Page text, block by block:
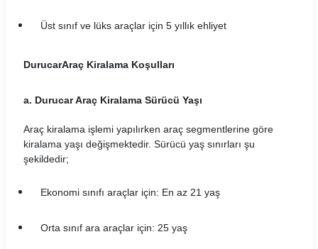
Cizgi Araç Kiralama Koşulları
Contact Araç Kiralama Koşulları
Dailydrive Araç Kiralama Koşulları
Damacar Araç Kiralama Koşulları
Dejavu Araç Kiralama Koşulları
Detay Araç Kiralama Koşulları
Üst sınıf ve lüks araçlar için 5 yıllık ehliyet
DurucarAraç Kiralama Koşulları
a. Durucar Araç Kiralama Sürücü Yaşı
Araç kiralama işlemi yapılırken araç segmentlerine göre
kiralama yaşı değişmektedir. Sürücü yaş sınırları şu
şekildedir;
Ekonomi sınıfı araçlar için: En az 21 yaş
Orta sınıf ara araçlar için: 25 yaş